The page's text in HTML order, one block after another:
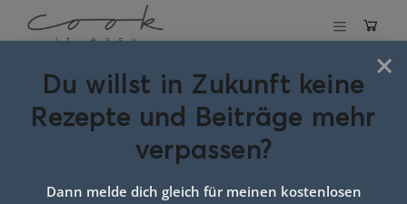
Ziegenkäse-Bällchen
11. DEZEMBER 2025
×
Du willst in Zukunft keine
Rezepte und Beiträge mehr
verpassen?
Dann melde dich gleich für meinen kostenlosen